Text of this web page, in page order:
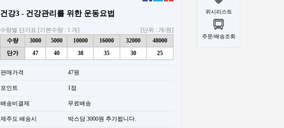
위시리스트
주문/배송조회
건강3 - 건강관리를 위한 운동요법
수량별 단가표 [기본수량 : 1 개]
[단위 : 개/원]
수량
3000 5000 10000 16000 32000
48000
단가
47 40 38 35 30 25
판매가격 47원
포인트 1점
배송비결제 무료배송
제주도 배송시 박스당 3000원 추가됩니다.